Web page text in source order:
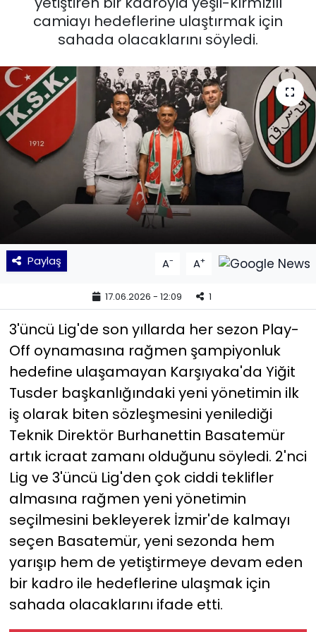
camiayı hedeflerine ulaştırmak için
sahada olacaklarını söyledi.
Paylaş A- A+
17.06.2026 - 12:09 1
3'üncü Lig'de son yıllarda her sezon Play-
Off oynamasına rağmen şampiyonluk
hedefine ulaşamayan Karşıyaka'da Yiğit
Tusder başkanlığındaki yeni yönetimin ilk
iş olarak biten sözleşmesini yenilediği
Teknik Direktör Burhanettin Basatemür
artık icraat zamanı olduğunu söyledi. 2'nci
Lig ve 3'üncü Lig'den çok ciddi teklifler
almasına rağmen yeni yönetimin
seçilmesini bekleyerek İzmir'de kalmayı
seçen Basatemür, yeni sezonda hem
yarışıp hem de yetiştirmeye devam eden
bir kadro ile hedeflerine ulaşmak için
sahada olacaklarını ifade etti.
KÜLTÜR SANAT
POLİTİKA
SAĞLIK
Siyaset
SPOR
TEKNOLOJİ
Yaşam
YEREL POLİTİKA
YEREL YÖNETİMLER
Yurt